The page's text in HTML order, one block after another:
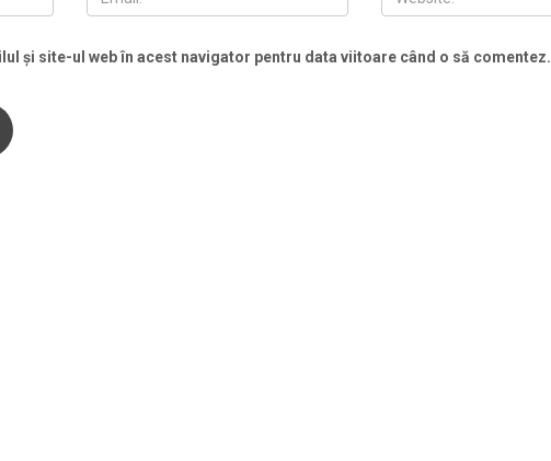
și site-ul web în acest navigator pentru data viitoare când o să comentez.